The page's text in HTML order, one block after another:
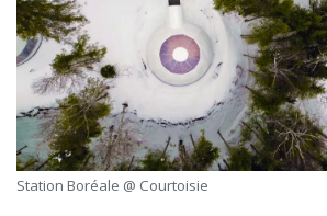
Station Boréale @ Courtoisie